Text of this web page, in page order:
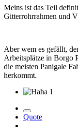
Meins ist das Teil
Gitterrohrrahmen und
Aber wem es gefällt,
Arbeitsplätze in Borgo
die meisten Panigale
herkommt.
1
Quote